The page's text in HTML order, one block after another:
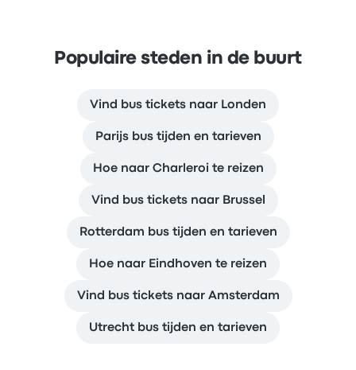
Populaire steden in de buurt
Vind bus tickets naar Londen
Parijs bus tijden en tarieven
Hoe naar Charleroi te reizen
Vind bus tickets naar Brussel
Rotterdam bus tijden en tarieven
Hoe naar Eindhoven te reizen
Vind bus tickets naar Amsterdam
Utrecht bus tijden en tarieven